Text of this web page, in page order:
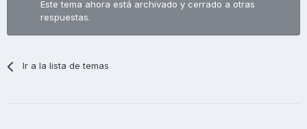
Este tema ahora está archivado y cerrado a otras
respuestas.
Ir a la lista de temas